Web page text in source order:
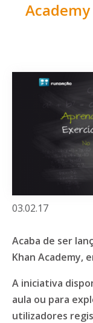
03.02.17
Acaba de ser
Khan Academy,
A iniciativa
aula ou para
utilizadores